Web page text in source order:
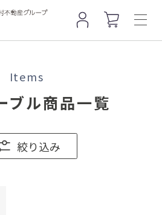
Items
ブル商品一覧
絞り込み